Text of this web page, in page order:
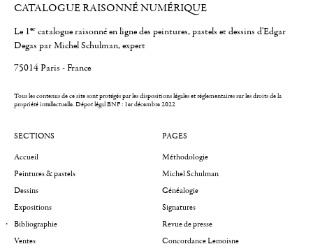
CATALOGUE RAISONNÉ NUMÉRIQUE
Le 1er catalogue raisonné en ligne des peintures, pastels et dessins d'Edgar
Degas par Michel Schulman, expert
75014 Paris - France
Tous les contenus de ce site sont protégés par les dispositions légales et réglementaires sur les droits de la
propriété intellectuelle.Dépot légal BNF : 1er décembre 2022
SECTIONS
Accueil
Peintures & pastels
Dessins
Expositions
Bibliographie
Ventes
PAGES
Méthodologie
Michel Schulman
Généalogie
Signatures
Revue de presse
Concordance Lemoisne